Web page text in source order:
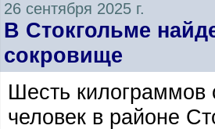
26 сентября 2025 г.
В Стокгольме
сокровище
Шесть
человек в районе